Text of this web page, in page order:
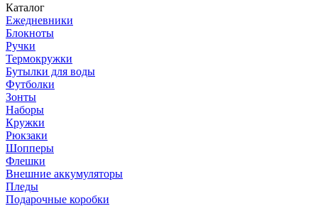
Каталог
Ежедневники
Блокноты
Ручки
Термокружки
Бутылки для воды
Футболки
Зонты
Наборы
Кружки
Рюкзаки
Шопперы
Флешки
Внешние аккумуляторы
Пледы
Подарочные коробки